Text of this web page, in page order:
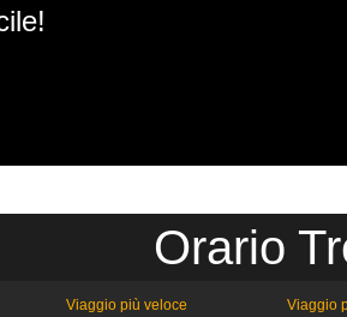
Orario
Viaggio più veloce Viaggio